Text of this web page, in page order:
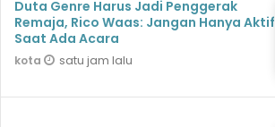
Duta Genre Harus Jadi Penggerak
Remaja, Rico Waas: Jangan Hanya Aktif
Saat Ada Acara
kota satu jam lalu